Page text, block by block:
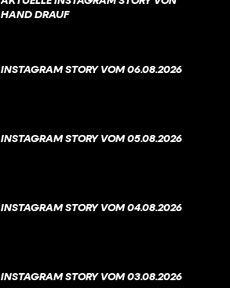
HAND DRAUF
INSTAGRAM STORY VOM 06.08.2026
INSTAGRAM STORY VOM 05.08.2026
INSTAGRAM STORY VOM 04.08.2026
INSTAGRAM STORY VOM 03.08.2026